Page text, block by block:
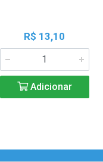
R$ 13,10
Adicionar